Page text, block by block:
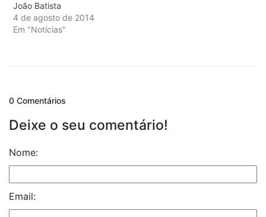
João Batista
4 de agosto de 2014
Em "Notícias"
0 Comentários
Deixe o seu comentário!
Nome:
Email: